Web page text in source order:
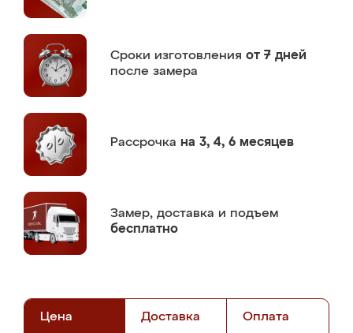
Сроки изготовления от 7 дней
после замера
Рассрочка на 3, 4, 6 месяцев
Замер, доставка и подъем
бесплатно
Цена Доставка Оплата